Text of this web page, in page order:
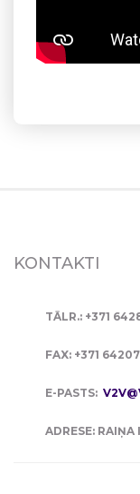
KONTAKTI
TĀLR.: +371
FAX: +371
E-PASTS:
ADRESE: RAIŅA